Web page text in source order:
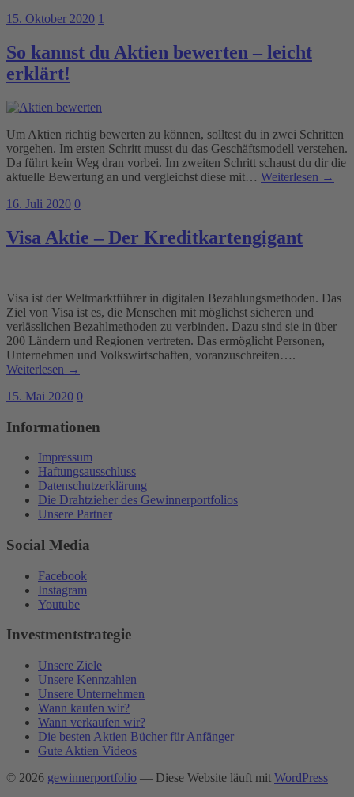
15. Oktober 2020 1
So kannst du Aktien bewerten – leicht
erklärt!
Um Aktien richtig bewerten zu können, solltest du in zwei Schritten
vorgehen. Im ersten Schritt musst du das Geschäftsmodell verstehen.
Da führt kein Weg dran vorbei. Im zweiten Schritt schaust du dir die
aktuelle Bewertung an und vergleichst diese mit… Weiterlesen →
16. Juli 2020 0
Visa Aktie – Der Kreditkartengigant
Visa ist der Weltmarktführer in digitalen Bezahlungsmethoden. Das
Ziel von Visa ist es, die Menschen mit möglichst sicheren und
verlässlichen Bezahlmethoden zu verbinden. Dazu sind sie in über
200 Ländern und Regionen vertreten. Das ermöglicht Personen,
Unternehmen und Volkswirtschaften, voranzuschreiten….
Weiterlesen →
15. Mai 2020 0
Informationen
Impressum
Haftungsausschluss
Datenschutzerklärung
Die Drahtzieher des Gewinnerportfolios
Unsere Partner
Social Media
Facebook
Instagram
Youtube
Investmentstrategie
Unsere Ziele
Unsere Kennzahlen
Unsere Unternehmen
Wann kaufen wir?
Wann verkaufen wir?
Die besten Aktien Bücher für Anfänger
Gute Aktien Videos
© 2026 gewinnerportfolio — Diese Website läuft mit WordPress